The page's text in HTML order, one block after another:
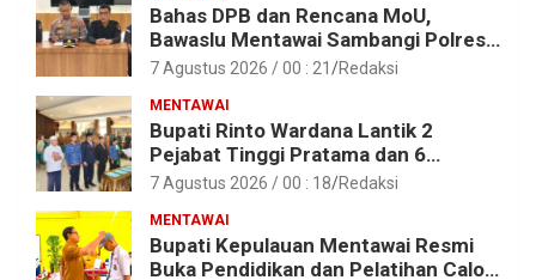
Bahas DPB dan Rencana MoU,
Bawaslu Mentawai Sambangi Polres
Mentawai
7 Agustus 2026 / 00 : 21 Redaksi
MENTAWAI
Bupati Rinto Wardana Lantik 2
Pejabat Tinggi Pratama dan 6
Pejabat Fungsional di Lingkungan
7 Agustus 2026 / 00 : 18 Redaksi
MENTAWAI
Bupati Kepulauan Mentawai Resmi
Buka Pendidikan dan Pelatihan Calon